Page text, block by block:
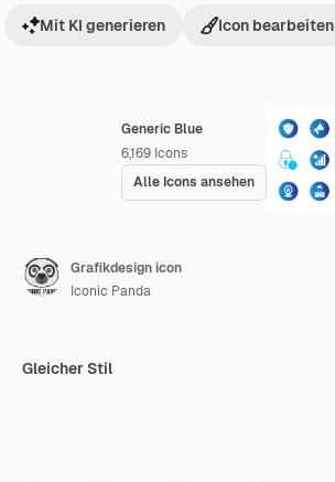
Generic Blue
6,169 Icons
Alle Icons ansehen
Mit KI generieren Icon bearbeiten
Grafikdesign icon
Iconic Panda
Gleicher Stil